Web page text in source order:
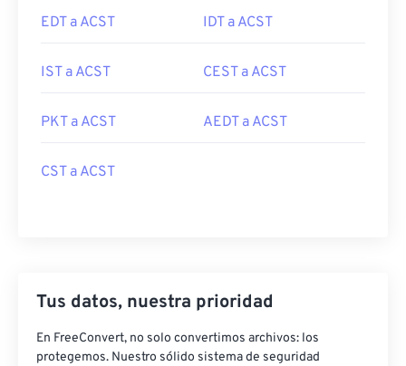
EDT a ACST IDT a ACST
IST a ACST CEST a ACST
PKT a ACST AEDT a ACST
CST a ACST
Tus datos, nuestra prioridad
En FreeConvert, no solo convertimos archivos: los
protegemos. Nuestro sólido sistema de seguridad